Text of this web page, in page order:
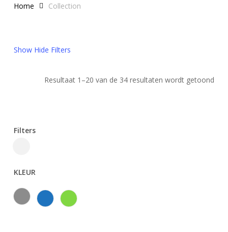
Home Collection
Show Hide Filters
Resultaat 1–20 van de 34 resultaten wordt getoond
Filters
KLEUR
Grijs Blauw Groen